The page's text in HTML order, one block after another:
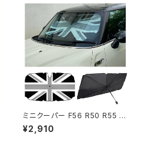
60 R61
ミニクーパー F56 R50 R55 R5
6 R60 R61 F54 F55 F60 同
胞折りたたみ傘車サンシェード
¥2,910